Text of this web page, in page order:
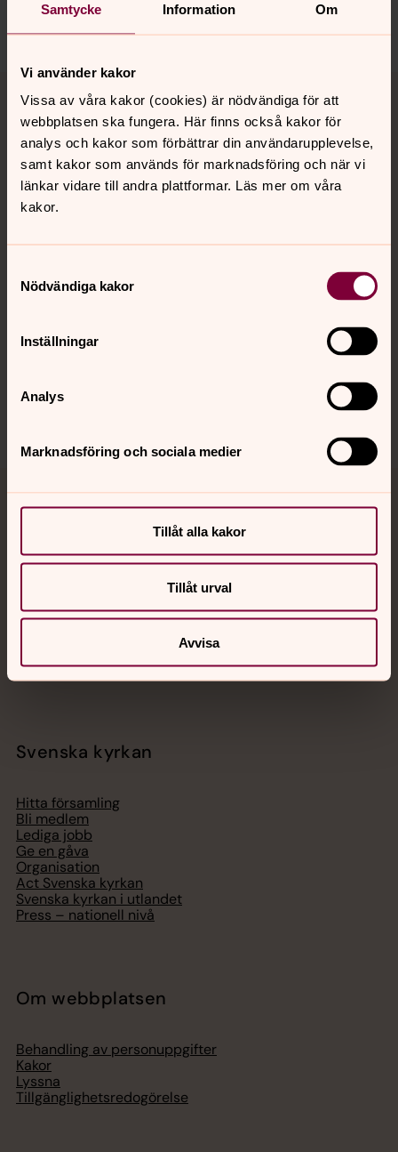
Samtycke Information Om
Vi använder kakor
Vissa av våra kakor (cookies) är nödvändiga för att
webbplatsen ska fungera. Här finns också kakor för
analys och kakor som förbättrar din användarupplevelse,
samt kakor som används för marknadsföring och när vi
länkar vidare till andra plattformar. Läs mer om våra
kakor.
Nödvändiga kakor
Inställningar
Analys
Marknadsföring och sociala medier
Tillåt alla kakor
Tillåt urval
Avvisa
Dela
Tillbaka till toppen
Tillbaka till innehållet
Kontakt
Jourhavande präst
Akut samtals- och krisstöd. Prata eller chatta anonymt
med en präst på kvällar och nätter.
Chatt
Telefon 112
Svenska kyrkan
Hitta församling
Bli medlem
Lediga jobb
Ge en gåva
Organisation
Act Svenska kyrkan
Svenska kyrkan i utlandet
Press – nationell nivå
Om webbplatsen
Behandling av personuppgifter
Kakor
Lyssna
Tillgänglighetsredogörelse